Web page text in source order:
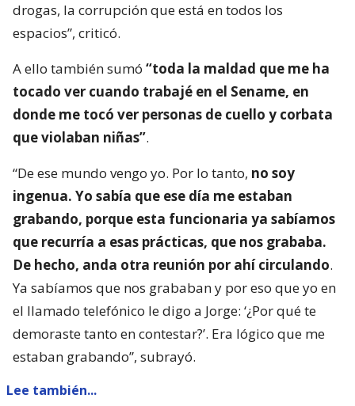
drogas, la corrupción que está en todos los
espacios”, criticó.
A ello también sumó “toda la maldad que me ha
tocado ver cuando trabajé en el Sename, en
donde me tocó ver personas de cuello y corbata
que violaban niñas”.
“De ese mundo vengo yo. Por lo tanto, no soy
ingenua. Yo sabía que ese día me estaban
grabando, porque esta funcionaria ya sabíamos
que recurría a esas prácticas, que nos grababa.
De hecho, anda otra reunión por ahí circulando.
Ya sabíamos que nos grababan y por eso que yo en
el llamado telefónico le digo a Jorge: ‘¿Por qué te
demoraste tanto en contestar?’. Era lógico que me
estaban grabando”, subrayó.
Lee también...